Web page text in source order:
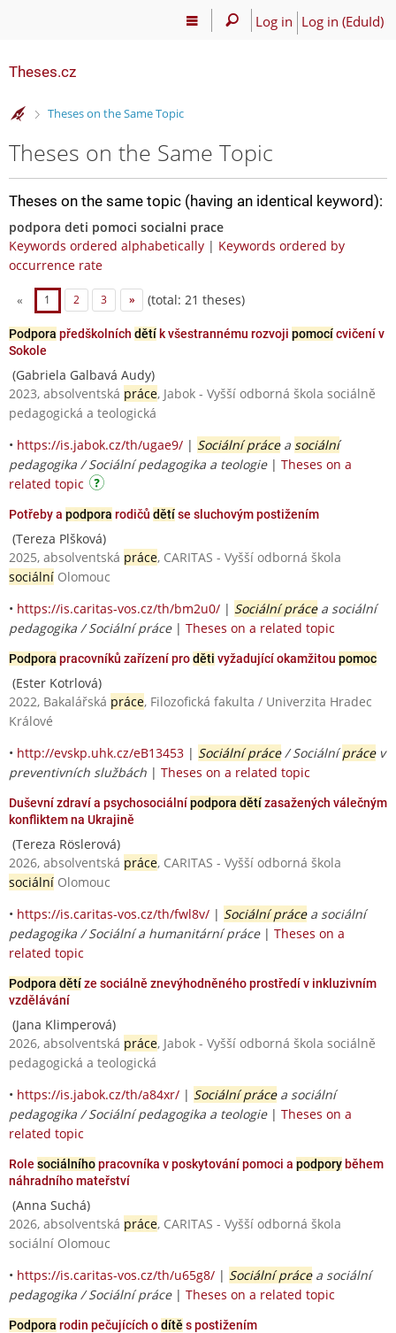
Log in Log in (EduId)
Theses.cz
>
Theses on the Same Topic
Theses on the Same Topic
Theses on the same topic (having an identical keyword):
podpora deti pomoci socialni prace
Keywords ordered alphabetically | Keywords ordered by
occurrence rate
« 1 2 3 » (total: 21 theses)
Podpora předškolních dětí k všestrannému rozvoji pomocícvičení v
Sokole
(Gabriela Galbavá Audy)
2023, absolventská práce, Jabok - Vyšší odborná škola sociálně
pedagogická a teologická
• https://is.jabok.cz/th/ugae9/ | Sociální prácea sociální
pedagogika / Sociální pedagogika a teologie| Theses on a
related topic
Potřeby a podpora rodičů dětíse sluchovým postižením
(Tereza Plšková)
2025, absolventská práce, CARITAS - Vyšší odborná škola
sociální Olomouc
• https://is.caritas-vos.cz/th/bm2u0/ | Sociální prácea sociální
pedagogika / Sociální práce| Theses on a related topic
Podpora pracovníků zařízení proděti vyžadující okamžitou pomoc
(Ester Kotrlová)
2022, Bakalářská práce, Filozofická fakulta / Univerzita Hradec
Králové
• http://evskp.uhk.cz/eB13453 | Sociální práce/ Sociálníprácev
preventivních službách | Theses on a related topic
Duševní zdraví a psychosociálnípodpora dětízasažených válečným
konfliktem na Ukrajině
(Tereza Röslerová)
2026, absolventská práce, CARITAS - Vyšší odborná škola
sociální Olomouc
• https://is.caritas-vos.cz/th/fwl8v/ | Sociální prácea sociální
pedagogika / Sociální a humanitární práce| Theses on a
related topic
Podpora dětíze sociálně znevýhodněného prostředí v inkluzivním
vzdělávání
(Jana Klimperová)
2026, absolventská práce, Jabok - Vyšší odborná škola sociálně
pedagogická a teologická
• https://is.jabok.cz/th/a84xr/ | Sociální prácea sociální
pedagogika / Sociální pedagogika a teologie| Theses on a
related topic
Role sociálníhopracovníka v poskytování pomoci a podpory během
náhradního mateřství
(Anna Suchá)
2026, absolventská práce, CARITAS - Vyšší odborná škola
sociální Olomouc
• https://is.caritas-vos.cz/th/u65g8/ | Sociální prácea sociální
pedagogika / Sociální práce| Theses on a related topic
Podpora rodin pečujících odítě s postižením